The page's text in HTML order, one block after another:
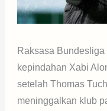
Raksasa
kepindahan Xabi
setelah Thomas
meninggalkan klub